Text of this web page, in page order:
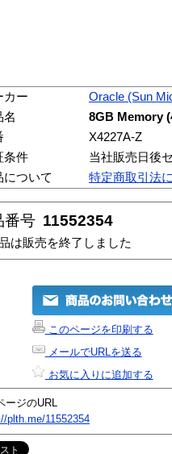
カー
Oracle (Sun
名
8GB Memory
X4227A-Z
条件
当社販売日後
について
特定商取引法
番号 11552354
は販売を終了しました
このページを印刷する
メールでURLを送る
お気に入りに追加する
ージのURL
plth.me/11552354